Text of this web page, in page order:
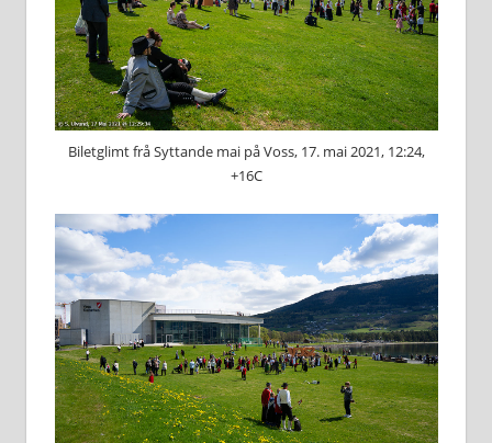
Biletglimt frå Syttande mai på Voss, 17. mai 2021, 12:24,
+16C